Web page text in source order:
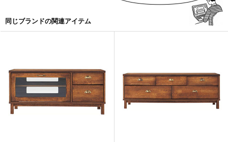
同じブランドの関連アイテム